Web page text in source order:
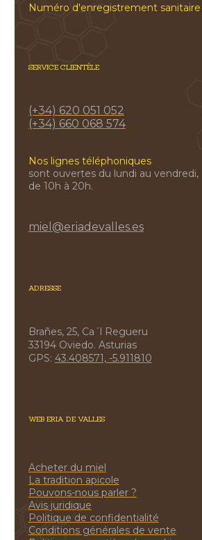
Numéro d'enregistrement sanitaire
SERVICE CLIENTÈLE
(+34) 620 051 052
(+34) 660 068 574
Nos lignes téléphoniques
sont ouvertes du lundi au vendredi,
de 10h à 20h.
miel@eriadevalles.es
ADRESSE
Brañes, 25, Ca´l Regueru
33194 Oviedo. Asturias
GPS: 43.408571, -5.911810
WEB ERIA DE VALLES
Acheter du miel
La tradition apicole
Pouvons-nous parler ?
Avis juridique
Politique de confidentialité
Conditions générales de vente